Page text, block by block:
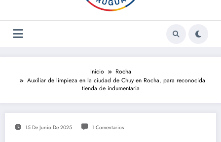
Inicio
Rocha
Auxiliar de limpieza en la ciudad de Chuy en Rocha, para reconocida
tienda de indumentaria
15 De Junio De 2025 1 Comentarios